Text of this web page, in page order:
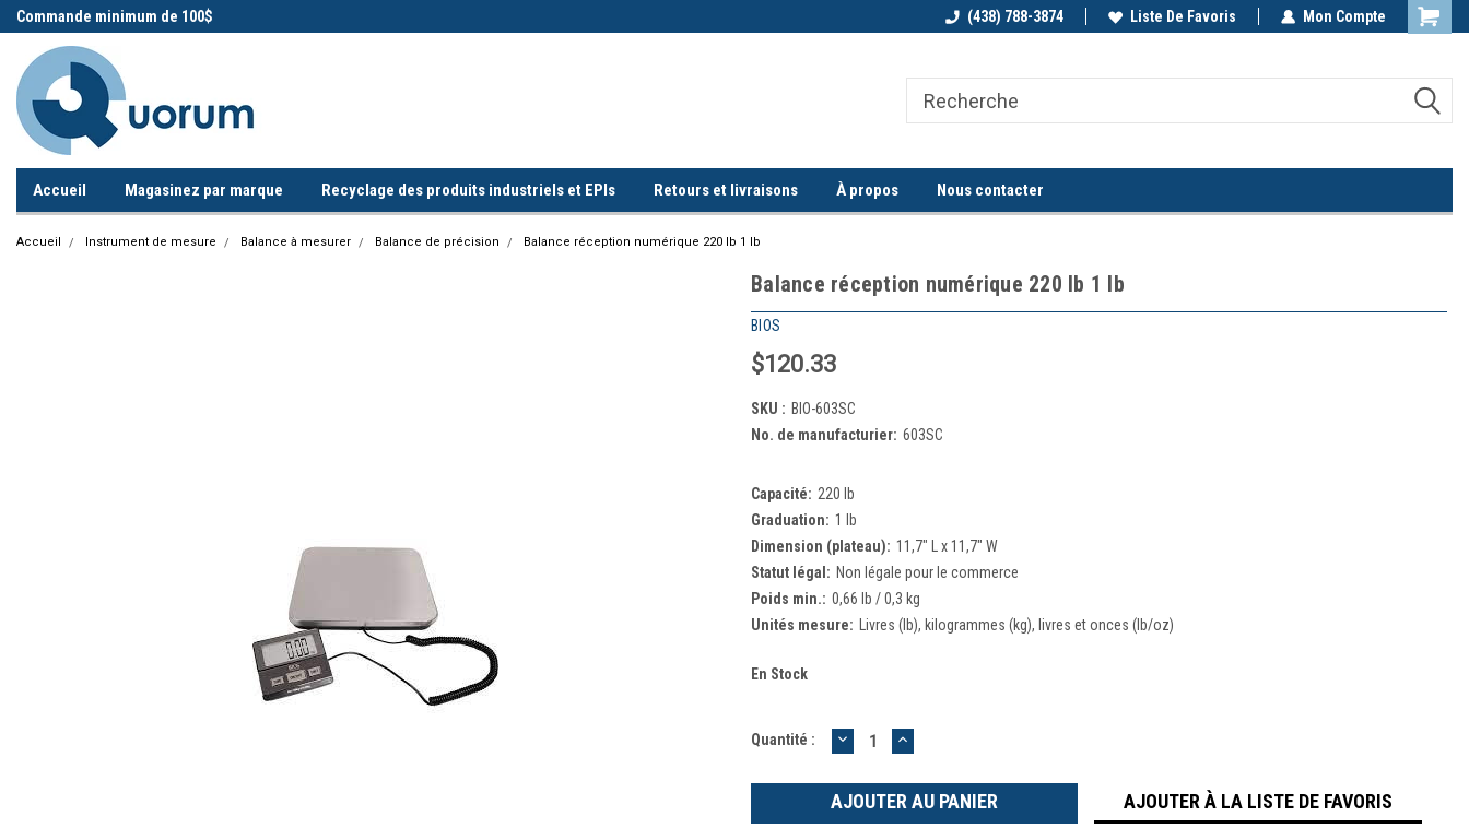
Commande minimum de 100$ Commande minimum de 100$ Appelez-nous!
(438) 788-3874 Liste De Favoris Mon Compte
Accueil Magasinez par marque Recyclage des produits industriels et EPIs Retours et livraisons À propos Nous contacter
Accueil Instrument de mesure Balance à mesurer Balance de précision Balance réception numérique 220 lb 1 lb
Balance réception numérique 220 lb 1 lb
BIOS
$120.33
SKU : BIO-603SC
No. de manufacturier: 603SC
Capacité: 220 lb
Graduation: 1 lb
Dimension (plateau): 11,7" L x 11,7" W
Statut légal: Non légale pour le commerce
Poids min.: 0,66 lb / 0,3 kg
Unités mesure:
Livres (lb), kilogrammes (kg), livres et onces (lb/oz)
En Stock
Quantité : DIMINUER
LA
:
AUGMENTER
LA
:
AJOUTER À LA LISTE DE FAVORIS